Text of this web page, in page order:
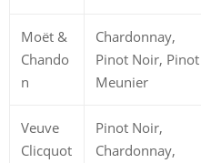
Moët &
Chando
n
Chardonnay,
Pinot Noir, Pinot
Meunier
Veuve
Clicquot
Pinot Noir,
Chardonnay,